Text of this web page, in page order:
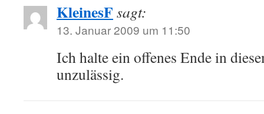
KleinesF sagt:
13. Januar 2009 um 11:50
Ich halte ein offenes Ende in
unzulässig.